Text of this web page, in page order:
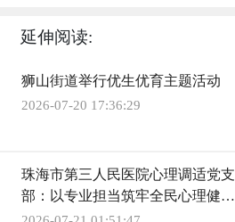
延伸阅读:
狮山街道举行优生优育主题活动
2026-07-20 17:36:29
珠海市第三人民医院心理调适党支
部：以专业担当筑牢全民心理健康
防线